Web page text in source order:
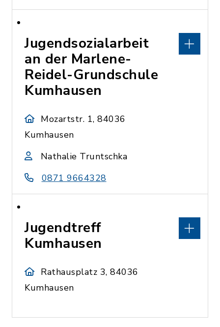
Jugendsozialarbeit
an der Marlene-
Reidel-Grundschule
Kumhausen
Mozartstr. 1, 84036
Kumhausen
Nathalie Truntschka
0871 9664328
Jugendtreff
Kumhausen
Rathausplatz 3, 84036
Kumhausen